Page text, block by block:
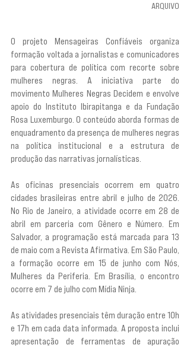
ARQUIVO
O projeto Mensageiras Confiáveis organiza
formação voltada a jornalistas e comunicadores
para cobertura de política com recorte sobre
mulheres negras. A iniciativa parte do
movimento Mulheres Negras Decidem e envolve
apoio do Instituto Ibirapitanga e da Fundação
Rosa Luxemburgo. O conteúdo aborda formas de
enquadramento da presença de mulheres negras
na política institucional e a estrutura de
produção das narrativas jornalísticas.
As oficinas presenciais ocorrem em quatro
cidades brasileiras entre abril e julho de 2026.
No Rio de Janeiro, a atividade ocorre em 28 de
abril em parceria com Gênero e Número. Em
Salvador, a programação está marcada para 13
de maio com a Revista Afirmativa. Em São Paulo,
a formação ocorre em 15 de junho com Nós,
Mulheres da Periferia. Em Brasília, o encontro
ocorre em 7 de julho com Mídia Ninja.
As atividades presenciais têm duração entre 10h
e 17h em cada data informada. A proposta inclui
apresentação de ferramentas de apuração